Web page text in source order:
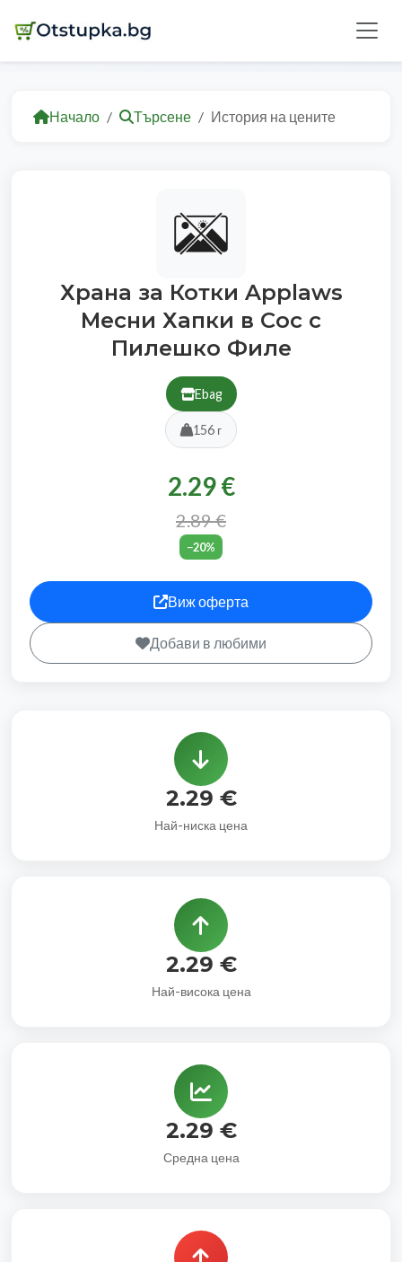
Начало Търсене История на цените
Храна за Котки Applaws
Месни Хапки в Сос с
Пилешко Филе
Ebag
156 г
2.29 €
2.89 €
−20%
Виж оферта
Добави в любими
2.29 €
Най-ниска цена
2.29 €
Най-висока цена
2.29 €
Средна цена